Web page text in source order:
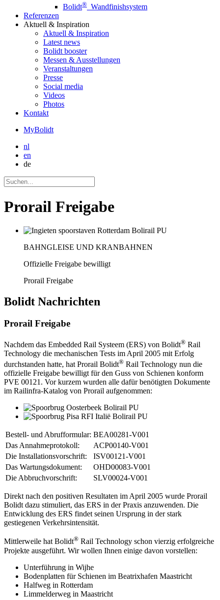
Bolidt® Wandfinishsystem
Referenzen
Aktuell & Inspiration
Aktuell & Inspiration
Latest news
Bolidt booster
Messen & Ausstellungen
Veranstaltungen
Presse
Social media
Videos
Photos
Kontakt
MyBolidt
nl
en
de
Prorail Freigabe
BAHNGLEISE UND KRANBAHNEN
Offizielle Freigabe bewilligt
Prorail Freigabe
Bolidt Nachrichten
Prorail Freigabe
Nachdem das Embedded Rail Systeem (ERS) von Bolidt® Rail
Technology die mechanischen Tests im April 2005 mit Erfolg
durchstanden hatte, hat Prorail Bolidt® Rail Technology nun die
offizielle Freigabe bewilligt für den Guss von Schienen konform
PVE 00121. Vor kurzem wurden alle dafür benötigten Dokumente
im Railinfra-Katalog von Prorail aufgenommen:
Bestell- und Abrufformular: BEA00281-V001
Das Annahmeprotokoll:
ACP00140-V001
Die Installationsvorschrift:
ISV00121-V001
Das Wartungsdokument:
OHD00083-V001
Die Abbruchvorschrift:
SLV00024-V001
Direkt nach den positiven Resultaten im April 2005 wurde Prorail
Bolidt dazu stimuliert, das ERS in der Praxis anzuwenden. Die
Entwicklung des ERS findet seinen Ursprung in der stark
gestiegenen Verkehrsintensität.
Mittlerweile hat Bolidt® Rail Technology schon vierzig erfolgreiche
Projekte ausgeführt. Wir wollen Ihnen einige davon vorstellen:
Unterführung in Wijhe
Bodenplatten für Schienen im Beatrixhafen Maastricht
Halfweg in Rotterdam
Limmelderweg in Maastricht